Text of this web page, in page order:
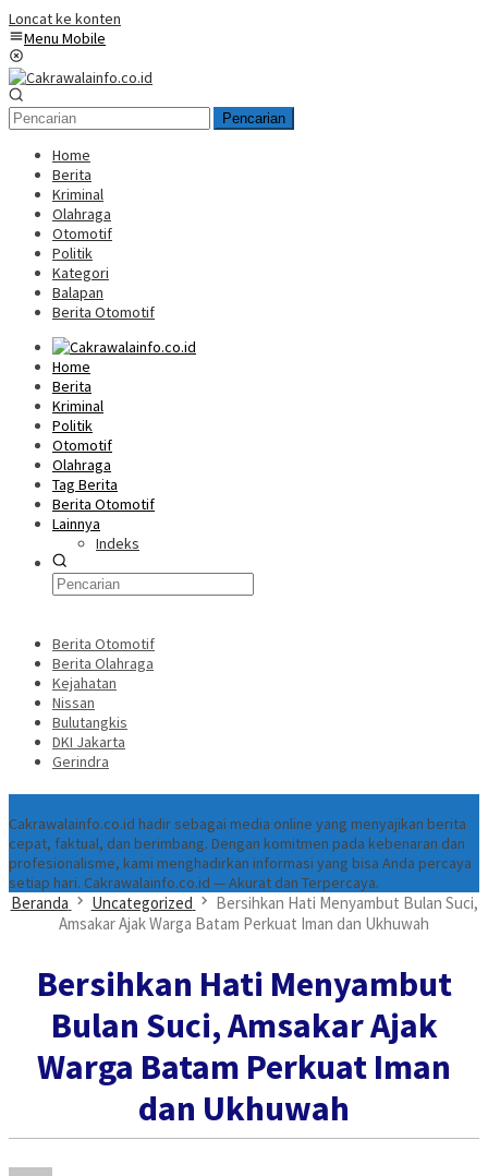
Loncat ke konten
Menu Mobile
Pencarian
Home
Berita
Kriminal
Olahraga
Otomotif
Politik
Kategori
Balapan
Berita Otomotif
Home
Berita
Kriminal
Politik
Otomotif
Olahraga
Tag Berita
Berita Otomotif
Lainnya
Indeks
Berita Otomotif
Berita Olahraga
Kejahatan
Nissan
Bulutangkis
DKI Jakarta
Gerindra
Cakrawalainfo.co.id hadir sebagai media online yang menyajikan berita
cepat, faktual, dan berimbang. Dengan komitmen pada kebenaran dan
profesionalisme, kami menghadirkan informasi yang bisa Anda percaya
setiap hari. Cakrawalainfo.co.id — Akurat dan Terpercaya.
Beranda Uncategorized
Bersihkan Hati Menyambut Bulan Suci,
Amsakar Ajak Warga Batam Perkuat Iman dan Ukhuwah
Bersihkan Hati Menyambut
Bulan Suci, Amsakar Ajak
Warga Batam Perkuat Iman
dan Ukhuwah